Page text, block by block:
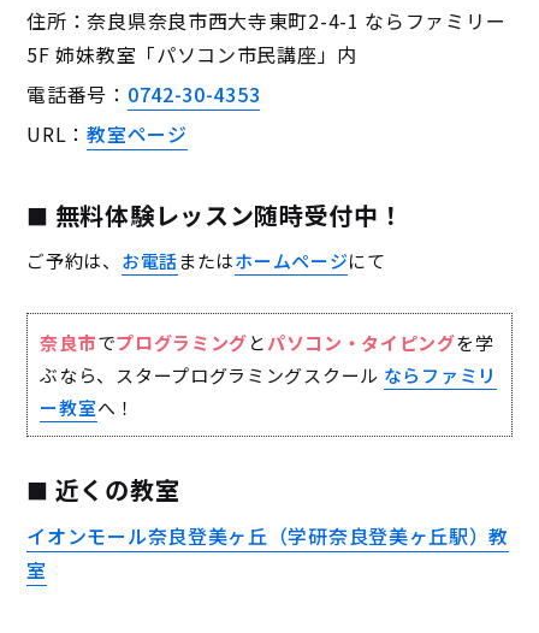
住所：奈良県奈良市西大寺東町2-4-1 ならファミリー
5F 姉妹教室「パソコン市民講座」内
電話番号： 0742-30-4353
URL：教室ページ
無料体験レッスン随時受付中！
ご予約は、 お電話またはホームページにて
奈良市でプログラミングとパソコン・タイピングを学
ぶなら、スタープログラミングスクール ならファミリ
ー教室へ！
近くの教室
イオンモール奈良登美ヶ丘（学研奈良登美ヶ丘駅）教
室